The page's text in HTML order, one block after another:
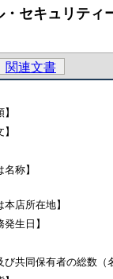
・セキュリテ
関連文書